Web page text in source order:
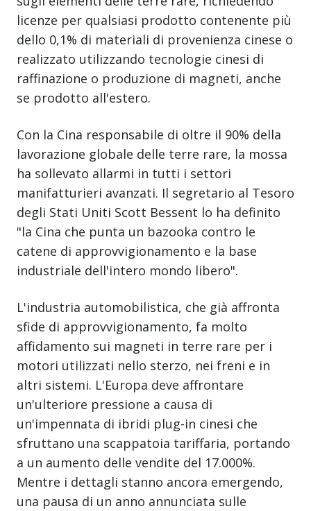
licenze per qualsiasi prodotto contenente più
dello 0,1% di materiali di provenienza cinese o
realizzato utilizzando tecnologie cinesi di
raffinazione o produzione di magneti, anche
se prodotto all'estero.
Con la Cina responsabile di oltre il 90% della
lavorazione globale delle terre rare, la mossa
ha sollevato allarmi in tutti i settori
manifatturieri avanzati. Il segretario al Tesoro
degli Stati Uniti Scott Bessent lo ha definito
"la Cina che punta un bazooka contro le
catene di approvvigionamento e la base
industriale dell'intero mondo libero".
L'industria automobilistica, che già affronta
sfide di approvvigionamento, fa molto
affidamento sui magneti in terre rare per i
motori utilizzati nello sterzo, nei freni e in
altri sistemi. L'Europa deve affrontare
un'ulteriore pressione a causa di
un'impennata di ibridi plug-in cinesi che
sfruttano una scappatoia tariffaria, portando
a un aumento delle vendite del 17.000%.
Mentre i dettagli stanno ancora emergendo,
una pausa di un anno annunciata sulle